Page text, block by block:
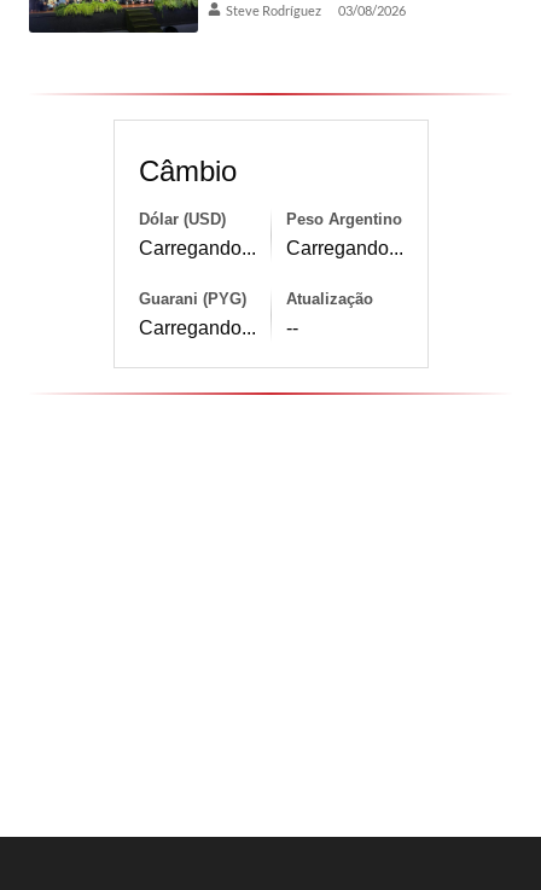
Steve Rodríguez 03/08/2026
Câmbio
Dólar (USD)
Carregando...
Peso Argentino
Carregando...
Guarani (PYG)
Carregando...
Atualização
--